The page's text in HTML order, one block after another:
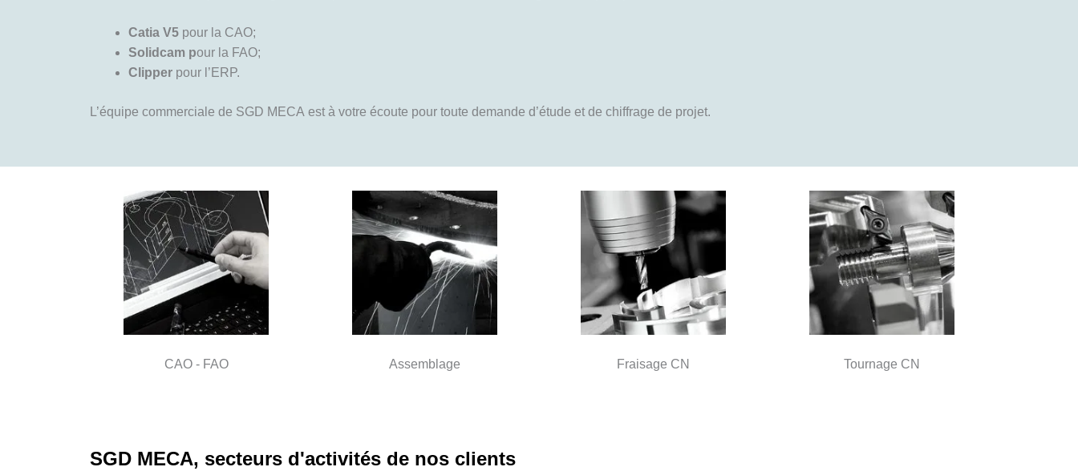
Catia V5 pour la CAO;
Solidcam pour la FAO;
Clipper pour l’ERP.
L’équipe commerciale de SGD MECA est à votre écoute pour toute demande d’étude et de chiffrage de projet.
CAO - FAO Assemblage Fraisage CN Tournage CN
SGD MECA, secteurs d'activités de nos clients